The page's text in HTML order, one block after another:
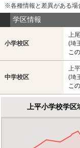
※各種情報と差異がある場
学区情報
小学校区
上
(埼
こ
中学校区
上
(埼
こ
上平小学校学区